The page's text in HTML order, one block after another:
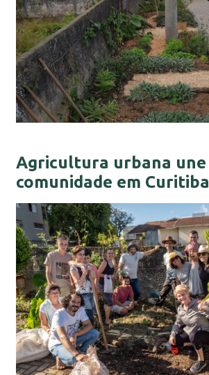
Agricultura urbana une
comunidade em Curitiba